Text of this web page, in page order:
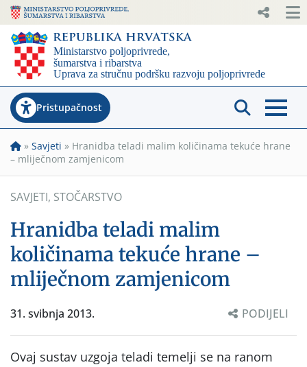
Pristupačnost
» Savjeti » Hranidba teladi malim količinama tekuće hrane
– mliječnom zamjenicom
SAVJETI, STOČARSTVO
Hranidba teladi malim
količinama tekuće hrane –
mliječnom zamjenicom
31. svibnja 2013. PODIJELI
Ovaj sustav uzgoja teladi temelji se na ranom